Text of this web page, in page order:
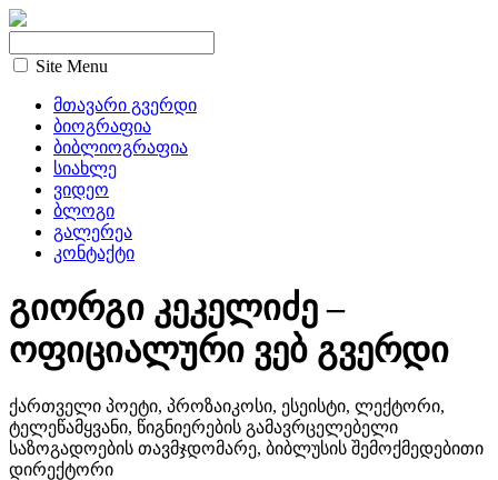
Site Menu
მთავარი გვერდი
ბიოგრაფია
ბიბლიოგრაფია
სიახლე
ვიდეო
ბლოგი
გალერეა
კონტაქტი
გიორგი კეკელიძე –
ოფიციალური ვებ გვერდი
ქართველი პოეტი, პროზაიკოსი, ესეისტი, ლექტორი,
ტელეწამყვანი, წიგნიერების გამავრცელებელი
საზოგადოების თავმჯდომარე, ბიბლუსის შემოქმედებითი
დირექტორი